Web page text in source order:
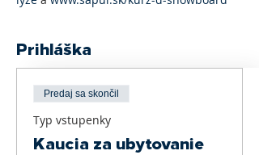
Prihláška
Predaj sa skončil
Typ vstupenky
Kaucia za ubytovanie